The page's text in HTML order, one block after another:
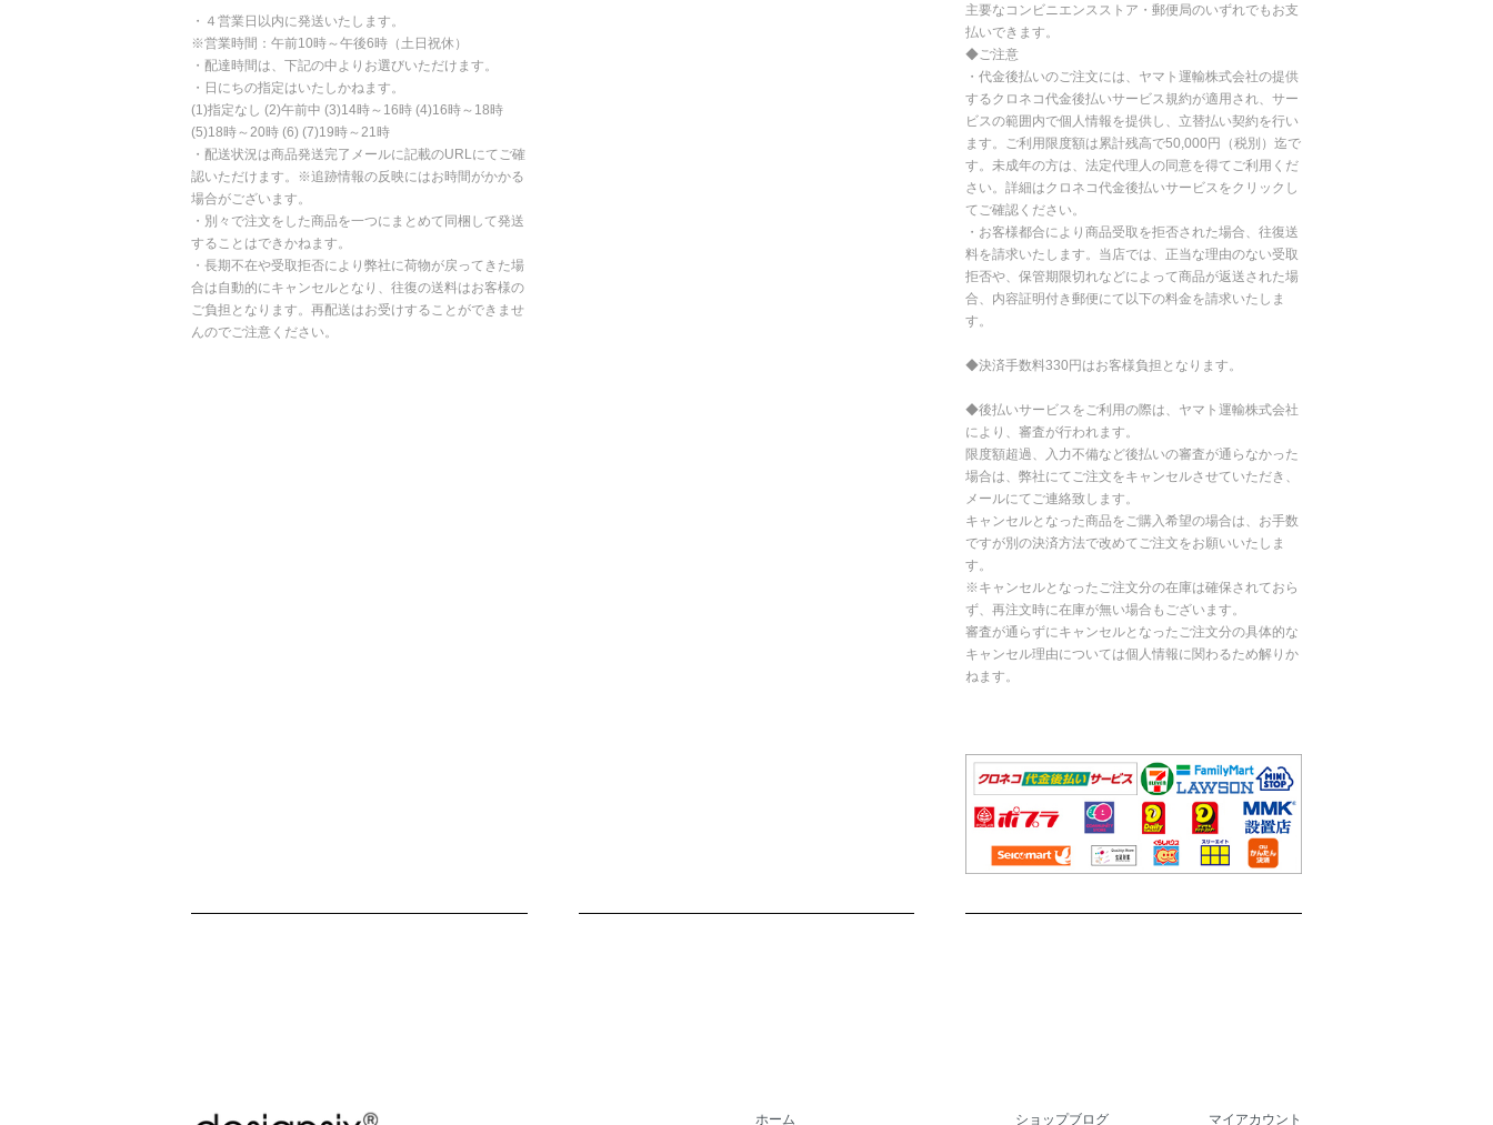
・４営業日以内に発送いたします。
※営業時間：午前10時～午後6時（土日祝休）
・配達時間は、下記の中よりお選びいただけます。
・日にちの指定はいたしかねます。
(1)指定なし (2)午前中 (3)14時～16時 (4)16時～18時
(5)18時～20時 (6) (7)19時～21時
・配送状況は商品発送完了メールに記載のURLにてご確
認いただけます。※追跡情報の反映にはお時間がかかる
場合がございます。
・別々で注文をした商品を一つにまとめて同梱して発送
することはできかねます。
・長期不在や受取拒否により弊社に荷物が戻ってきた場
合は自動的にキャンセルとなり、往復の送料はお客様の
ご負担となります。再配送はお受けすることができませ
んのでご注意ください。
主要なコンビニエンスストア・郵便局のいずれでもお支
払いできます。
◆ご注意
・代金後払いのご注文には、ヤマト運輸株式会社の提供
するクロネコ代金後払いサービス規約が適用され、サー
ビスの範囲内で個人情報を提供し、立替払い契約を行い
ます。ご利用限度額は累計残高で50,000円（税別）迄で
す。未成年の方は、法定代理人の同意を得てご利用くだ
さい。詳細はクロネコ代金後払いサービスをクリックし
てご確認ください。
・お客様都合により商品受取を拒否された場合、往復送
料を請求いたします。当店では、正当な理由のない受取
拒否や、保管期限切れなどによって商品が返送された場
合、内容証明付き郵便にて以下の料金を請求いたしま
す。
◆決済手数料330円はお客様負担となります。
◆後払いサービスをご利用の際は、ヤマト運輸株式会社
により、審査が行われます。
限度額超過、入力不備など後払いの審査が通らなかった
場合は、弊社にてご注文をキャンセルさせていただき、
メールにてご連絡致します。
キャンセルとなった商品をご購入希望の場合は、お手数
ですが別の決済方法で改めてご注文をお願いいたしま
す。
※キャンセルとなったご注文分の在庫は確保されておら
ず、再注文時に在庫が無い場合もございます。
審査が通らずにキャンセルとなったご注文分の具体的な
キャンセル理由については個人情報に関わるため解りか
ねます。
ホーム ショップブログ マイアカウント